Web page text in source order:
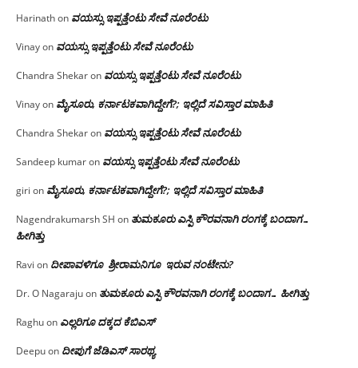
Harinathon ವಯಸ್ಸು ಇಪ್ಪತ್ತೆಂಟು ಸೇವೆ ನೂರೆಂಟು
Vinayon ವಯಸ್ಸು ಇಪ್ಪತ್ತೆಂಟು ಸೇವೆ ನೂರೆಂಟು
Chandra Shekaron ವಯಸ್ಸು ಇಪ್ಪತ್ತೆಂಟು ಸೇವೆ ನೂರೆಂಟು
Vinayon ಮೈಸೂರು, ಕರ್ನಾಟಕವಾಗಿದ್ದೇಗೆ?; ಇಲ್ಲಿದೆ ಸವಿಸ್ತಾರ ಮಾಹಿತಿ
Chandra Shekaron ವಯಸ್ಸು ಇಪ್ಪತ್ತೆಂಟು ಸೇವೆ ನೂರೆಂಟು
Sandeep kumaron ವಯಸ್ಸು ಇಪ್ಪತ್ತೆಂಟು ಸೇವೆ ನೂರೆಂಟು
giri on ಮೈಸೂರು, ಕರ್ನಾಟಕವಾಗಿದ್ದೇಗೆ?; ಇಲ್ಲಿದೆ ಸವಿಸ್ತಾರ ಮಾಹಿತಿ
Nagendrakumarsh SH on ತುಮಕೂರು ಎಸ್ಪಿ ಕೌರವನಾಗಿ ರಂಗಕ್ಕೆ ಬಂದಾಗ…
ಹೀಗಿತ್ತು
Ravi on ದೀಪಾವಳಿಗೂ ಶ್ರೀರಾಮನಿಗೂ ಇರುವ ನಂಟೇನು?
Dr. O Nagarajuon ತುಮಕೂರು ಎಸ್ಪಿ ಕೌರವನಾಗಿ ರಂಗಕ್ಕೆ ಬಂದಾಗ… ಹೀಗಿತ್ತು
Raghuon ಎಲ್ಲರಿಗೂ ದಕ್ಕದ ಕೆಬಿಎಸ್
Deepuon ದೀಪುಗೆ ಜೆಡಿಎಸ್ ಸಾರಥ್ಯ